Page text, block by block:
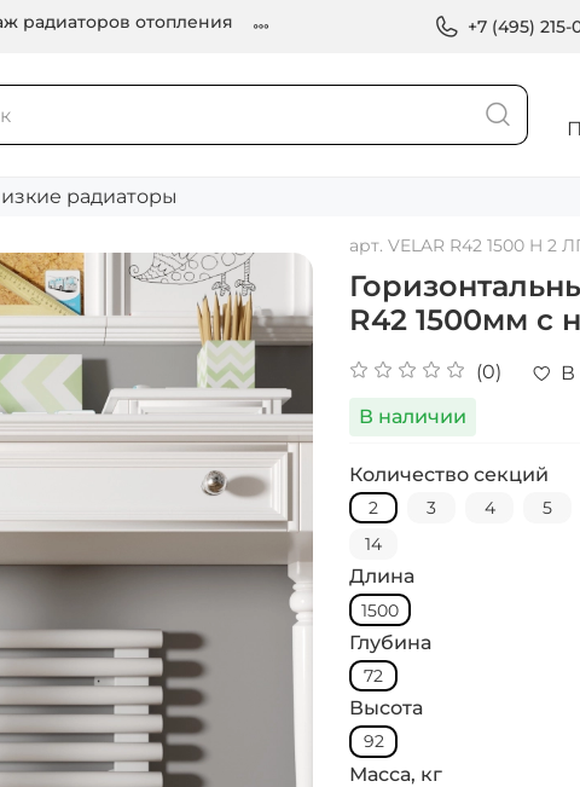
радиаторов отопления +7 (495) 215-
радиаторы
арт. VELAR R42 1500 H 2
R42 1500мм
(0) В
В наличии
Количество секций
2 3 4 5
14
Длина
1500
Глубина
72
Высота
92
Масса, кг